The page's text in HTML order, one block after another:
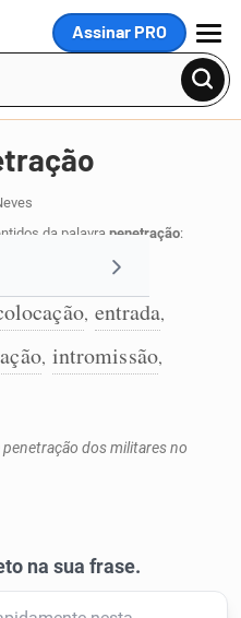
Assinar PRO
MENU
da palavra penetração:
, entrada,
, intromissão,
dos militares no